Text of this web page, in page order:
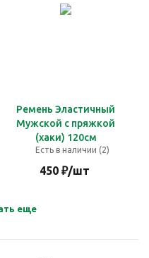
Ремень Эластичный
Мужской с пряжкой
(хаки) 120см
Есть в наличии (2)
450₽/шт
еще